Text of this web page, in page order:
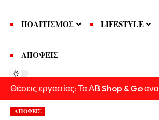
ΠΟΛΙΤΙΣΜΟΣ LIFESTYLE
ΑΠΟΨΕΙΣ
Θέσεις εργασίας: Τα ΑΒ Shop & Go
ΑΠΟΨΕΙΣ